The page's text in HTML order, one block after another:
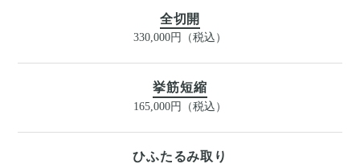
全切開
330,000円（税込）
挙筋短縮
165,000円（税込）
ひふたるみ取り